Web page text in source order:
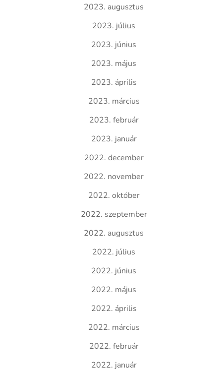
2023. augusztus
2023. július
2023. június
2023. május
2023. április
2023. március
2023. február
2023. január
2022. december
2022. november
2022. október
2022. szeptember
2022. augusztus
2022. július
2022. június
2022. május
2022. április
2022. március
2022. február
2022. január